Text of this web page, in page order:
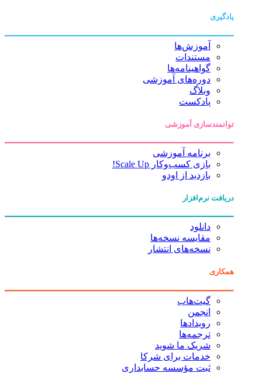
یادگیری
آموزش‌ها
مستندات
گواهینامه‌ها
دوره‌های آموزشی
وبلاگ
پادکست
توانمندسازی آموزشی
برنامه آموزشی
بازی کسب‌وکار Scale Up!
بازدید از اودو
دریافت نرم‌افزار
دانلود
مقایسه نسخه‌ها
نسخه‌های انتشار
همکاری
گیت‌هاب
انجمن
رویدادها
ترجمه‌ها
شریک ما شوید
خدمات برای شرکا
ثبت مؤسسه حسابداری